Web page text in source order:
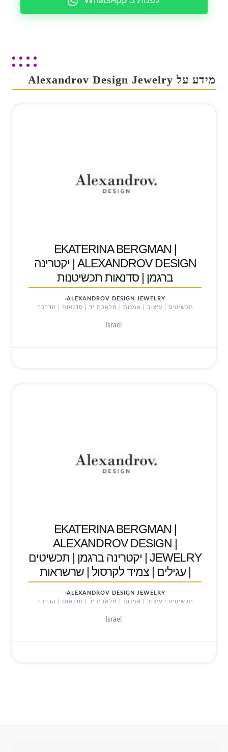
מידע על Alexandrov Design Jewelry
EKATERINA BERGMAN |
ALEXANDROV DESIGN | יקטרינה
ברגמן | סדנאות תכשיטנות
ALEXANDROV DESIGN JEWELRY
תכשיטים | עיצוב | אמנות | מלאכת יד | סדנאות | הדרכה
Israel
EKATERINA BERGMAN |
ALEXANDROV DESIGN |
JEWELRY | יקטרינה ברגמן | תכשיטים
| עגילים | צמיד לקרסול | שרשראות
ALEXANDROV DESIGN JEWELRY
תכשיטים | עיצוב | אמנות | מלאכת יד | סדנאות | הדרכה
Israel